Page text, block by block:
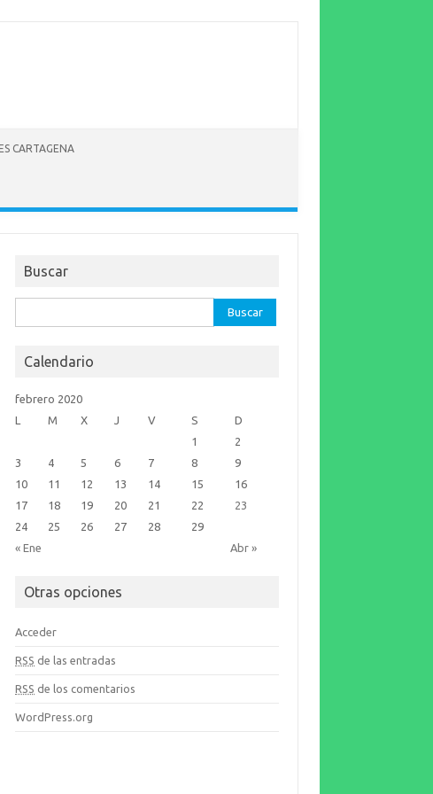
CARTAGENA
Buscar
Calendario
febrero 2020
L
M X J V S D
« Ene Abr »
1
2
3
4 5 6 7 8
9
10
11 12 13 14 15
16
17
18 19 20 21 22
23
24
25 26 27 28 29
Otras opciones
Acceder
RSS de las entradas
RSS de los comentarios
WordPress.org